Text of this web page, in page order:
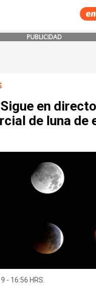
PUBLICIDAD
en
de luna de
- 16:56 HRS.